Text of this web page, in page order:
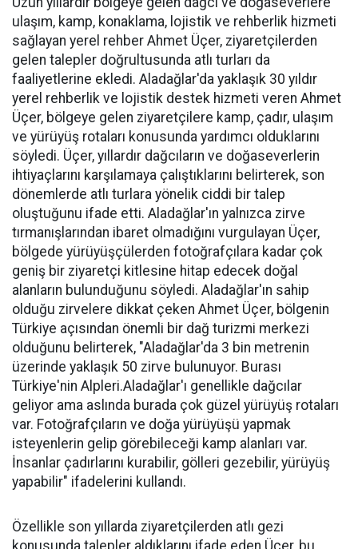
ulaşım, kamp, konaklama, lojistik ve rehberlik hizmeti
sağlayan yerel rehber Ahmet Üçer, ziyaretçilerden
gelen talepler doğrultusunda atlı turları da
faaliyetlerine ekledi. Aladağlar'da yaklaşık 30 yıldır
yerel rehberlik ve lojistik destek hizmeti veren Ahmet
Üçer, bölgeye gelen ziyaretçilere kamp, çadır, ulaşım
ve yürüyüş rotaları konusunda yardımcı olduklarını
söyledi. Üçer, yıllardır dağcıların ve doğaseverlerin
ihtiyaçlarını karşılamaya çalıştıklarını belirterek, son
dönemlerde atlı turlara yönelik ciddi bir talep
oluştuğunu ifade etti. Aladağlar'ın yalnızca zirve
tırmanışlarından ibaret olmadığını vurgulayan Üçer,
bölgede yürüyüşçülerden fotoğrafçılara kadar çok
geniş bir ziyaretçi kitlesine hitap edecek doğal
alanların bulunduğunu söyledi. Aladağlar'ın sahip
olduğu zirvelere dikkat çeken Ahmet Üçer, bölgenin
Türkiye açısından önemli bir dağ turizmi merkezi
olduğunu belirterek, "Aladağlar'da 3 bin metrenin
üzerinde yaklaşık 50 zirve bulunuyor. Burası
Türkiye'nin Alpleri.Aladağlar'ı genellikle dağcılar
geliyor ama aslında burada çok güzel yürüyüş rotaları
var. Fotoğrafçıların ve doğa yürüyüşü yapmak
isteyenlerin gelip görebileceği kamp alanları var.
İnsanlar çadırlarını kurabilir, gölleri gezebilir, yürüyüş
yapabilir" ifadelerini kullandı.
Özellikle son yıllarda ziyaretçilerden atlı gezi